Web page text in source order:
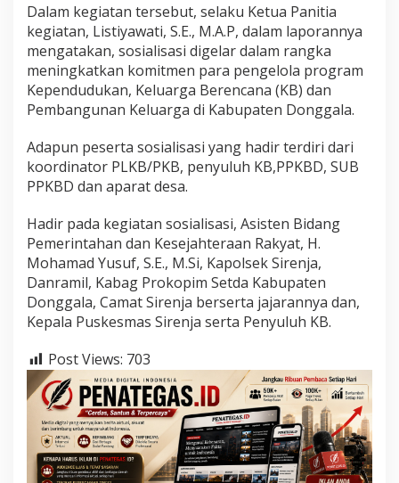
Dalam kegiatan tersebut, selaku Ketua Panitia
kegiatan, Listiyawati, S.E., M.A.P, dalam laporannya
mengatakan, sosialisasi digelar dalam rangka
meningkatkan komitmen para pengelola program
Kependudukan, Keluarga Berencana (KB) dan
Pembangunan Keluarga di Kabupaten Donggala.
Adapun peserta sosialisasi yang hadir terdiri dari
koordinator PLKB/PKB, penyuluh KB,PPKBD, SUB
PPKBD dan aparat desa.
Hadir pada kegiatan sosialisasi, Asisten Bidang
Pemerintahan dan Kesejahteraan Rakyat, H.
Mohamad Yusuf, S.E., M.Si, Kapolsek Sirenja,
Danramil, Kabag Prokopim Setda Kabupaten
Donggala, Camat Sirenja berserta jajarannya dan,
Kepala Puskesmas Sirenja serta Penyuluh KB.
Post Views: 703